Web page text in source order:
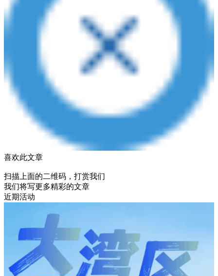
喜欢此文章
扫描上面的二维码，打赏我们
我们将写更多精彩的文章
近期活动